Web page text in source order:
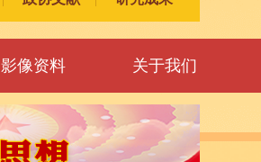
影像资料 关于我们